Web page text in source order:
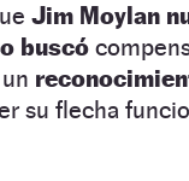
Jim Moylan
buscó
su flecha